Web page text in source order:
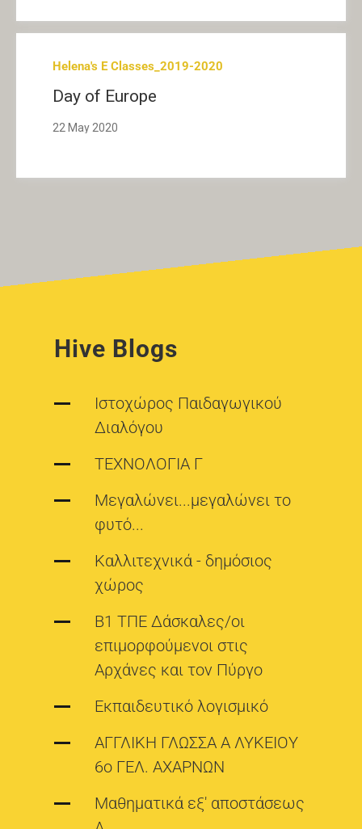
Helena's E Classes_2019-2020
Day of Europe
22 May 2020
Hive Blogs
Ιστοχώρος Παιδαγωγικού
Διαλόγου
ΤΕΧΝΟΛΟΓΙΑ Γ
Μεγαλώνει...μεγαλώνει το
φυτό...
Καλλιτεχνικά - δημόσιος
χώρος
B1 ΤΠΕ Δάσκαλες/οι
επιμορφούμενοι στις
Αρχάνες και τον Πύργο
Εκπαιδευτικό λογισμικό
ΑΓΓΛΙΚΗ ΓΛΩΣΣΑ Α ΛΥΚΕΙΟΥ
6ο ΓΕΛ. ΑΧΑΡΝΩΝ
Μαθηματικά εξ' αποστάσεως